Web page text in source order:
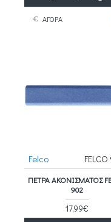
ΑΓΟΡΑ
Felco
ΠΈΤΡΑ ΑΚΟΝΊΣΜΑΤΟΣ
902
17,99€